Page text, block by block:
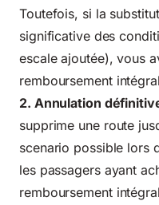
Toutefois, si la
significative des
escale ajoutée), vous
remboursement
2. Annulation
supprime une route
scenario possible lors
les passagers ayant
remboursement